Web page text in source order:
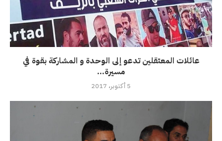
عائلات المعتقلين تدعو إلى الوحدة و المشاركة بقوة في
مسيرة...
5 أكتوبر، 2017